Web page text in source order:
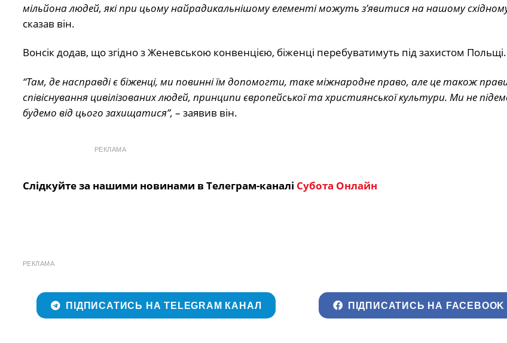
мільйона людей, які при цьому найрадикальнішому елементі можуть з’явитися на нашому
сказав він.
Вонсік додав, що згідно з Женевською конвенцією, біженці перебуватимуть під захистом Польщі.
“Там, де насправді є біженці, ми повинні їм допомогти, таке міжнародне право, але це також
співіснування цивілізованих людей, принципи європейської та християнської культури. Ми не
будемо від цього захищатися”, – заявив він.
РЕКЛАМА
Слідкуйте за нашими новинами в Телеграм-каналі Субота Онлайн
РЕКЛАМА
ПІДПИСАТИСЬ НА TELEGRAM КАНАЛ ПІДПИСАТИСЬ НА